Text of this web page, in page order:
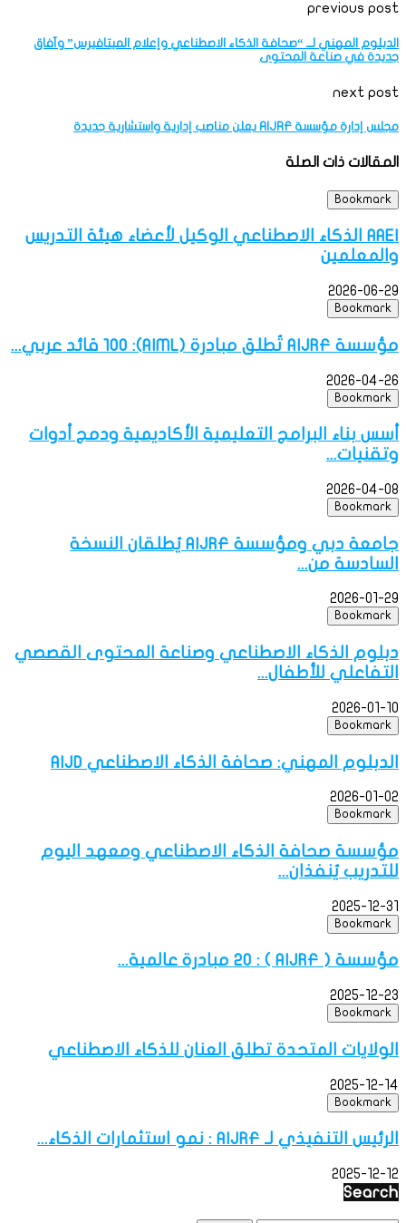
previous post
الدبلوم المهني لــ “صحافة الذكاء الاصطناعي وإعلام الميتافيرس” وآفاق
جديدة في صناعة المحتوى
next post
مجلس إدارة مؤسسة AIJRF يعلن مناصب إدارية واستشارية جديدة
المقالات ذات الصلة
Bookmark
AAEI الذكاء الاصطناعي الوكيل لأعضاء هيئة التدريس
والمعلمين
2026-06-29
Bookmark
مؤسسة AIJRF تُطلق مبادرة (AIML): 100 قائد عربي...
2026-04-26
Bookmark
أسس بناء البرامج التعليمية الأكاديمية ودمج أدوات
وتقنيات...
2026-04-08
Bookmark
جامعة دبي ومؤسسة AIJRF يُطلقان النسخة
السادسة من...
2026-01-29
Bookmark
دبلوم الذكاء الاصطناعي وصناعة المحتوى القصصي
التفاعلي للأطفال...
2026-01-10
Bookmark
الدبلوم المهني: صحافة الذكاء الاصطناعي AIJD
2026-01-02
Bookmark
مؤسسة صحافة الذكاء الاصطناعي ومعهد اليوم
للتدريب يُنفذان...
2025-12-31
Bookmark
مؤسسة ( AIJRF ) : 20 مبادرة عالمية...
2025-12-23
Bookmark
الولايات المتحدة تطلق العنان للذكاء الاصطناعي
2025-12-14
Bookmark
الرئيس التنفيذي لـ AIJRF : نمو استثمارات الذكاء...
2025-12-12
Search